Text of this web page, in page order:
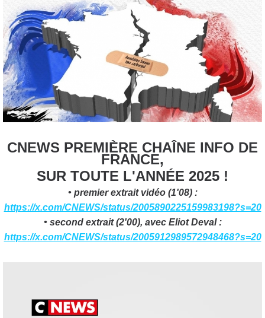
CNEWS PREMIÈRE CHAÎNE INFO DE
FRANCE,
SUR TOUTE L'ANNÉE 2025 !
• premier extrait vidéo (1'08) :
https://x.com/CNEWS/status/2005890225159983198?s=20
• second extrait (2'00), avec Eliot Deval :
https://x.com/CNEWS/status/2005912989572948468?s=20